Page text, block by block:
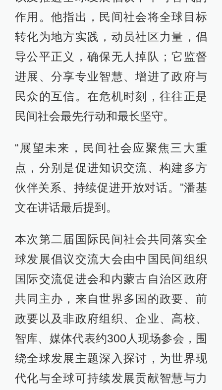
作用。他指出，民间社会将全球目标
转化为地方实践，动员社区力量，倡
导公平正义，确保无人掉队；它监督
进展、分享专业智慧、增进了政府与
民众的互信。在危机时刻，往往正是
民间社会最先行动和最长坚守。
“展望未来，民间社会应聚焦三大重
点，分别是促进知识交流、构建多方
伙伴关系、持续促进开放对话。”潘基
文在讲话最后提到。
本次第二届国际民间社会共同落实全
球发展倡议交流大会由中国民间组织
国际交流促进会和内蒙古自治区政府
共同主办，来自世界多国的政要、前
政要以及非政府组织、企业、高校、
智库、媒体代表约300人现场参会，围
绕全球发展主题深入探讨，为世界现
代化与全球可持续发展贡献智慧与力